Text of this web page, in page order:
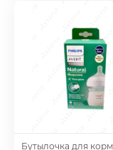
Бутылочка для